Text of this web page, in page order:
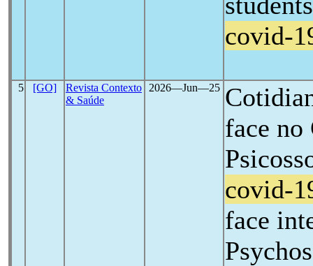
covid-
5 [GO]
Revista Contexto
& Saúde
2026―Jun―25
face no
covid-
face